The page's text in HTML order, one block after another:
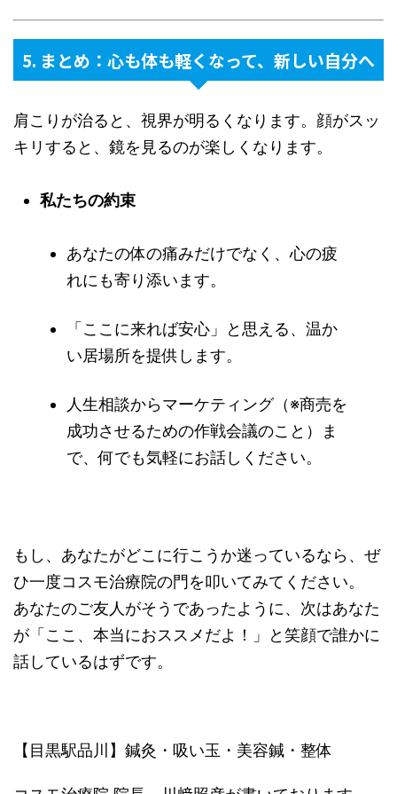
5. まとめ：心も体も軽くなって、新しい自分へ
肩こりが治ると、視界が明るくなります。顔がスッ
キリすると、鏡を見るのが楽しくなります。
私たちの約束
あなたの体の痛みだけでなく、心の疲
れにも寄り添います。
「ここに来れば安心」と思える、温か
い居場所を提供します。
人生相談からマーケティング（※商売を
成功させるための作戦会議のこと）ま
で、何でも気軽にお話しください。
もし、あなたがどこに行こうか迷っているなら、ぜ
ひ一度コスモ治療院の門を叩いてみてください。
あなたのご友人がそうであったように、次はあなた
が「ここ、本当におススメだよ！」と笑顔で誰かに
話しているはずです。
【目黒駅品川】鍼灸・吸い玉・美容鍼・整体